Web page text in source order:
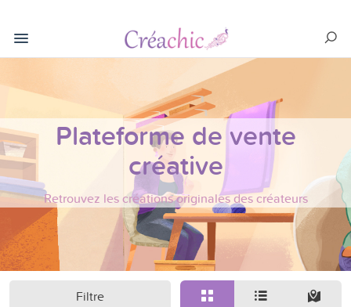
Plateforme de vente
créative
Retrouvez les créations originales des créateurs
Filtre